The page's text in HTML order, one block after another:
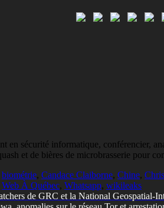
en sécurité informatique, conférencier,
et de bières de microbrasserie pour
biométrie, Candace Claiborne, Chine,
Web À Québec, Whatsapp, wikileaks
de GRC et la National Geospatial-